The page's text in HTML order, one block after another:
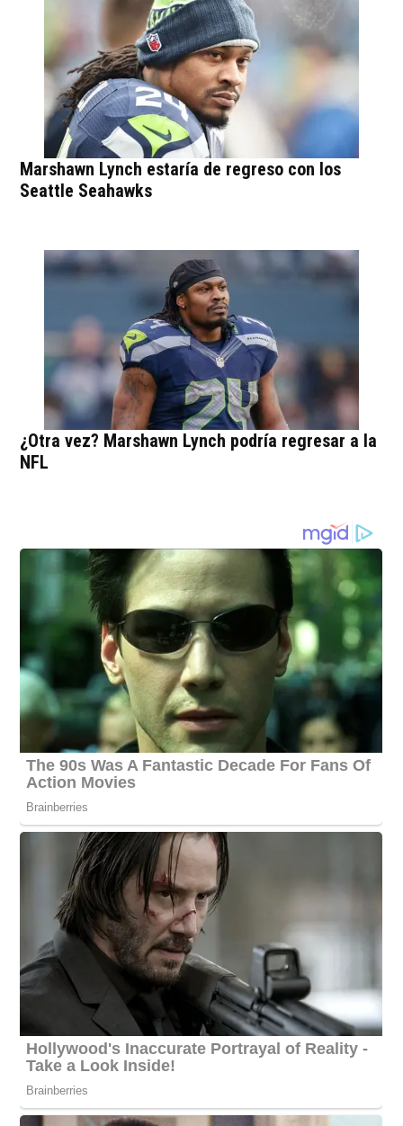
Marshawn Lynch estaría de regreso con los
Seattle Seahawks
¿Otra vez? Marshawn Lynch podría regresar a la
NFL